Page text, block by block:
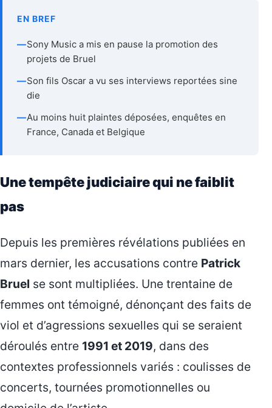
EN BREF
—Sony Music a mis en pause la promotion des
projets de Bruel
—Son fils Oscar a vu ses interviews reportées sine
die
—Au moins huit plaintes déposées, enquêtes en
France, Canada et Belgique
Une tempête judiciaire qui ne faiblit
pas
Depuis les premières révélations publiées en
mars dernier, les accusations contre Patrick
Bruel se sont multipliées. Une trentaine de
femmes ont témoigné, dénonçant des faits de
viol et d’agressions sexuelles qui se seraient
déroulés entre 1991 et 2019, dans des
contextes professionnels variés : coulisses de
concerts, tournées promotionnelles ou